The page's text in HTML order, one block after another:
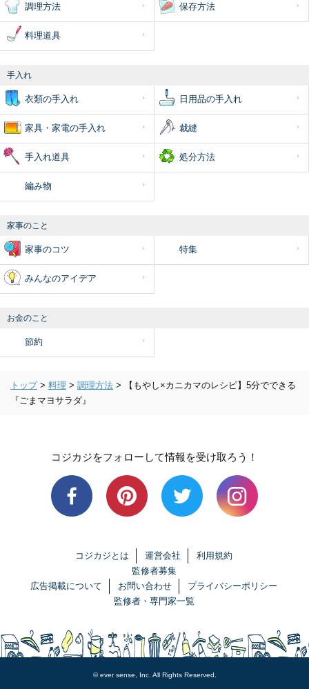
調理方法 保存方法
料理道具
手入れ
衣類の手入れ 日用品の手入れ
家具・家電の手入れ 裁縫
手入れ道具 処分方法
編み物
家事のこと
家事のコツ 特集
みんなのアイデア
お金のこと
節約
トップ > 料理 > 調理方法 >
【もやし×カニカマのレシピ】5分でできる
『ごまマヨサラダ』
コジカジをフォローして情報を受け取ろう！
コジカジとは 運営会社
利用規約
監修者募集
広告掲載について
お問い合わせ
プライバシーポリシー
監修者・専門家一覧
© ever sense, Inc. All Rights Reserved.